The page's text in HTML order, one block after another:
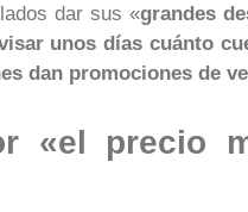
dar sus «grandes
unos días cuánto
dan promociones de
«el precio